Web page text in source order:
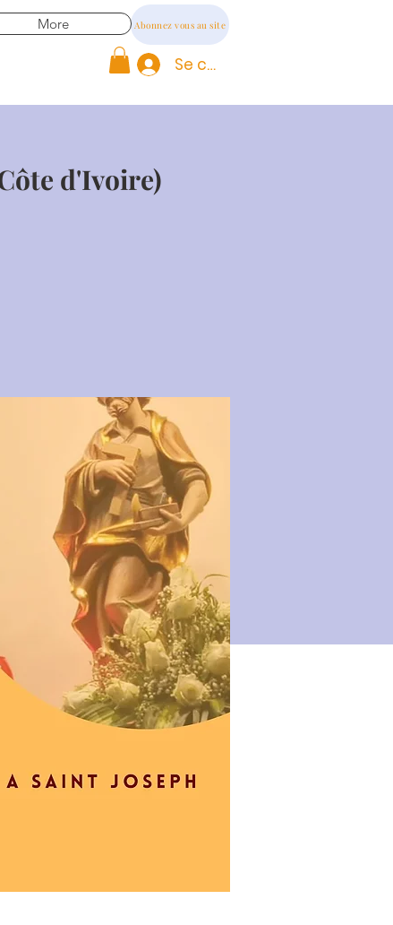
More Abonnez vous au site
Se connecter
d'Ivoire)